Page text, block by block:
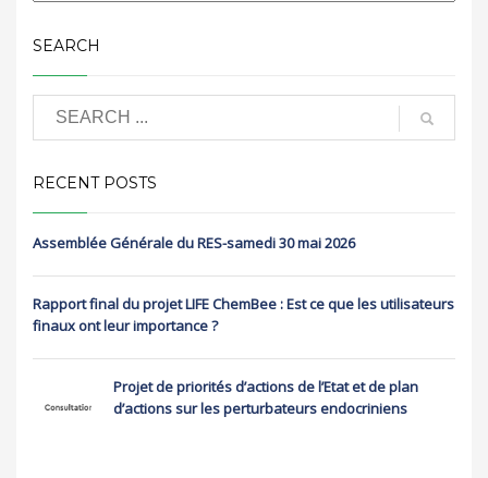
SEARCH
RECENT POSTS
Assemblée Générale du RES-samedi 30 mai 2026
Rapport final du projet LIFE ChemBee : Est ce que les utilisateurs
finaux ont leur importance ?
Projet de priorités d’actions de l’Etat et de plan
d’actions sur les perturbateurs endocriniens